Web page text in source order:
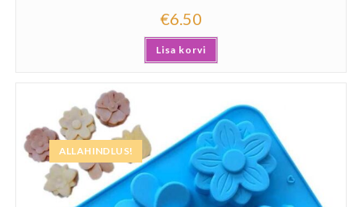
€6.50
Lisa korvi
ALLAHINDLUS!